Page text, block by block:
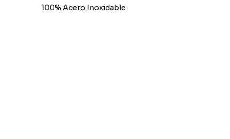
100% Acero Inoxidable